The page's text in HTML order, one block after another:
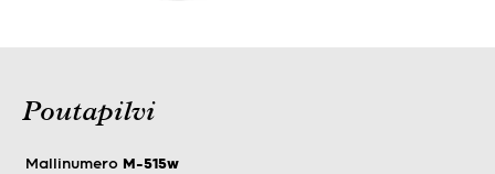
Poutapilvi
Mallinumero M-515w